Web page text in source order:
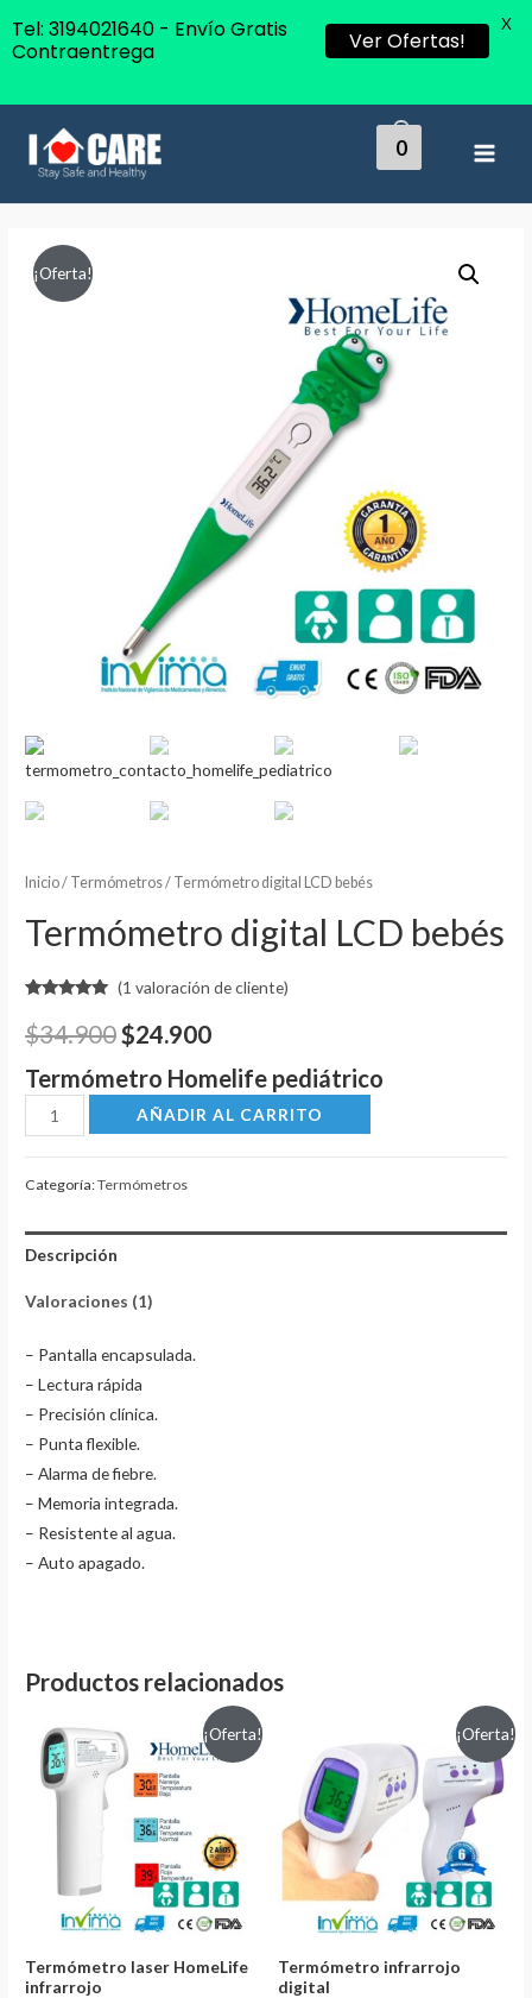
0
¡Oferta!
Inicio/ Termómetros/ Termómetro digital LCD bebés
Termómetro digital LCD bebés
5.00 sobre
5 basado
puntuación
de cliente
(1 valoración de cliente)
$34.900$24.900
Termómetro Homelife pediátrico
Termómetro
digital
bebés
cantidad
AÑADIR AL CARRITO
Categoría:Termómetros
Descripción
Valoraciones (1)
– Pantalla encapsulada.
– Lectura rápida
– Precisión clínica.
– Punta flexible.
– Alarma de fiebre.
– Memoria integrada.
– Resistente al agua.
– Auto apagado.
Productos relacionados
¡Oferta!
Termómetro laser HomeLife
infrarrojo
¡Oferta!
Termómetro infrarrojo
digital
Tel: 3194021640 - Envío Gratis
Contraentrega
Ver Ofertas!
X